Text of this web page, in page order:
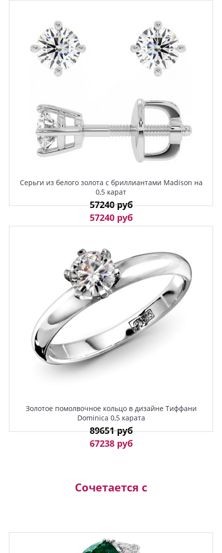
Серьги из белого золота с бриллиантами Madison на
0,5 карат
57240 руб
57240 руб
Золотое помолвочное кольцо в дизайне Тиффани
Dominica 0,5 карата
89651 руб
67238 руб
Сочетается с